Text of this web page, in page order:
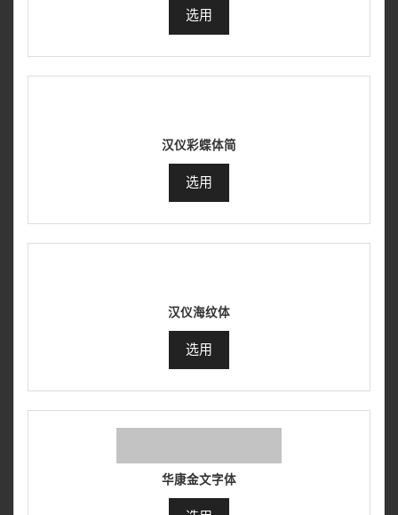
选用
汉仪彩蝶体简
选用
汉仪海纹体
选用
华康金文字体